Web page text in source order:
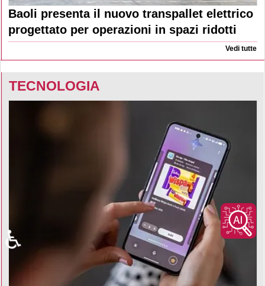
Baoli presenta il nuovo transpallet elettrico
progettato per operazioni in spazi ridotti
Vedi tutte
TECNOLOGIA